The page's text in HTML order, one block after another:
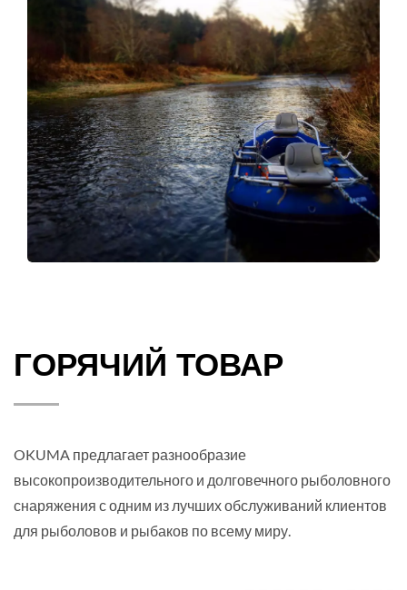
ГОРЯЧИЙ ТОВАР
OKUMA предлагает разнообразие
высокопроизводительного и долговечного рыболовного
снаряжения с одним из лучших обслуживаний клиентов
для рыболовов и рыбаков по всему миру.